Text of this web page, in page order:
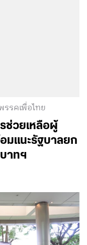
รรคเพื่อไทย
ช่วยเหลือผู้
มแนะรัฐบาลยก
าทฯ